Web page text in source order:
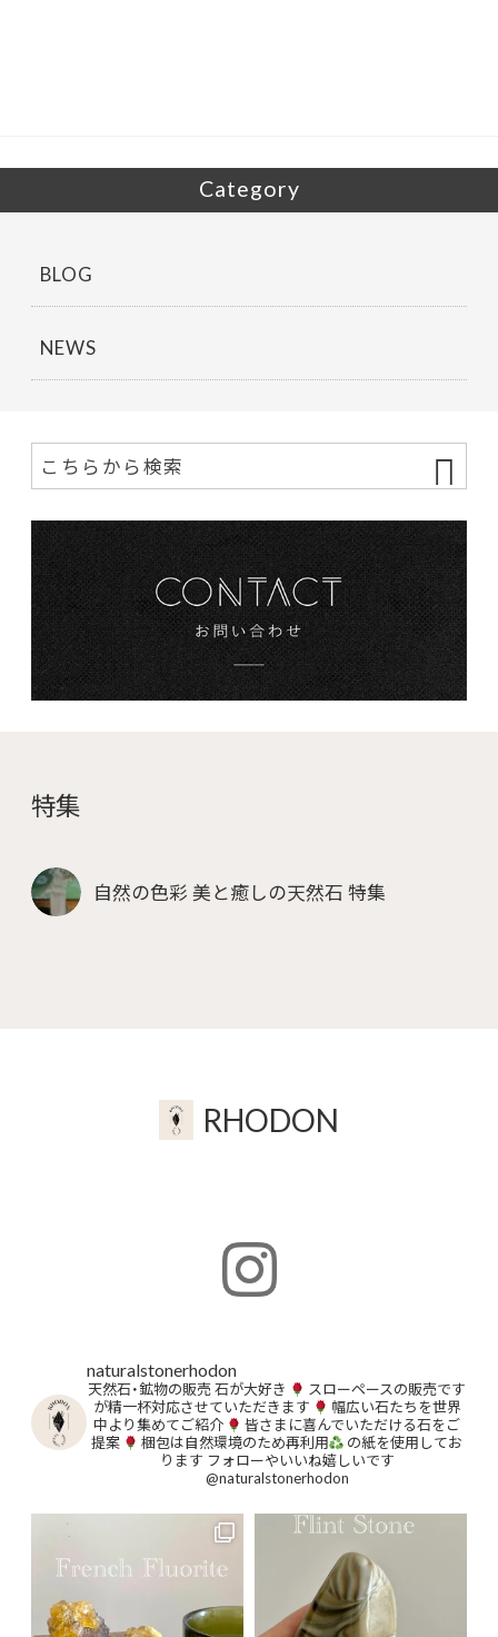
Category
BLOG
NEWS
特集
自然の色彩 美と癒しの天然石 特集
RHODON
naturalstonerhodon
天然石・鉱物の販売石が大好き
スローペースの販売です
が精一杯対応させていただきます
幅広い石たちを世界
中より集めてご紹介
皆さまに喜んでいただける石をご
提案
梱包は自然環境のため再利用
の紙を使用してお
ります フォローやいいね嬉しいです
@naturalstonerhodon